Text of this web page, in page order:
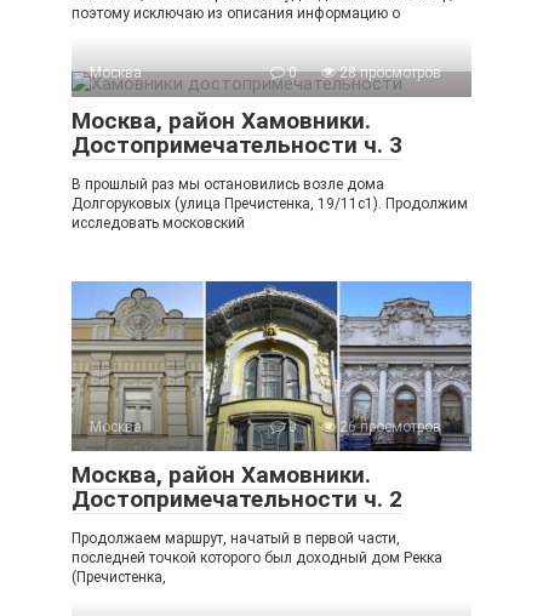
поэтому исключаю из описания информацию о
Москва 0 28 просмотров
Москва, район Хамовники.
Достопримечательности ч. 3
В прошлый раз мы остановились возле дома
Долгоруковых (улица Пречистенка, 19/11с1). Продолжим
исследовать московский
Москва 0 26 просмотров
Москва, район Хамовники.
Достопримечательности ч. 2
Продолжаем маршрут, начатый в первой части,
последней точкой которого был доходный дом Рекка
(Пречистенка,